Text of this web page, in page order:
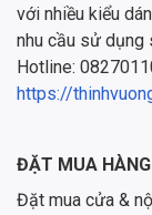
với nhiều kiểu
nhu cầu sử dụng
Hotline:
https://
ĐẶT MUA
Đặt mua cửa &